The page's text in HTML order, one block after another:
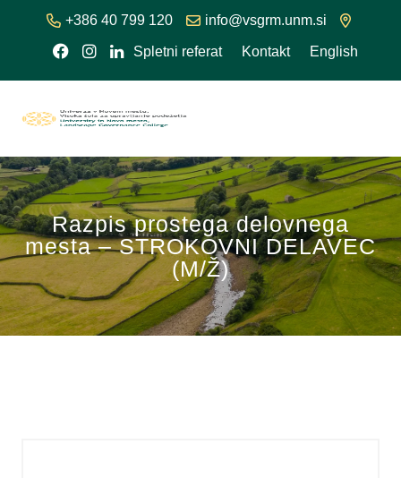
+386 40 799 120 info@vsgrm.unm.si
Spletni referat Kontakt English
Razpis prostega delovnega
mesta – STROKOVNI DELAVEC
(M/Ž)